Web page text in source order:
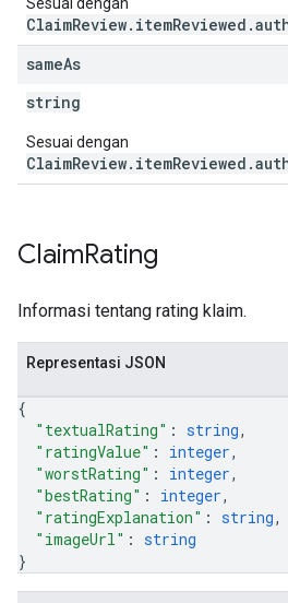
sameAs
string
Sesuai dengan
ClaimRating
Informasi tentang rating klaim.
Representasi JSON
{
"textualRating" : string,
"ratingValue" : integer,
"worstRating" : integer,
"bestRating" : integer,
"ratingExplanation" : string,
"imageUrl" : string
}